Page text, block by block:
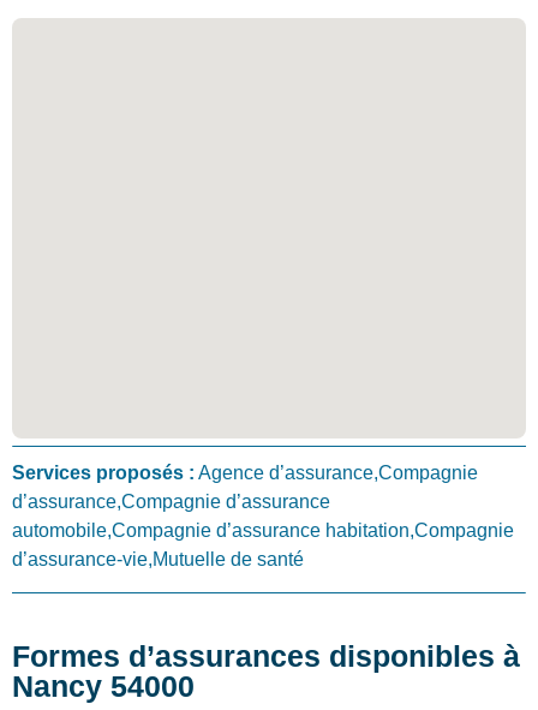
Services proposés : Agence d’assurance,Compagnie
d’assurance,Compagnie d’assurance
automobile,Compagnie d’assurance habitation,Compagnie
d’assurance-vie,Mutuelle de santé
Formes d’assurances disponibles à
Nancy 54000